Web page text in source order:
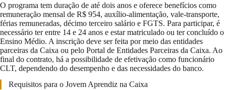
O programa tem duração de até dois anos e oferece benefícios como
remuneração mensal de R$ 954, auxílio-alimentação, vale-transporte,
férias remuneradas, décimo terceiro salário e FGTS. Para participar, é
necessário ter entre 14 e 24 anos e estar matriculado ou ter concluído o
Ensino Médio. A inscrição deve ser feita por meio das entidades
parceiras da Caixa ou pelo Portal de Entidades Parceiras da Caixa. Ao
final do contrato, há a possibilidade de efetivação como funcionário
CLT, dependendo do desempenho e das necessidades do banco.
Requisitos para o Jovem Aprendiz na Caixa